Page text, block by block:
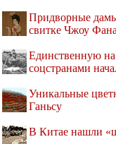
Придворные
свитке Чжоу Фана
Единственную
соцстранами
Уникальные
Ганьсу
В Китае нашли